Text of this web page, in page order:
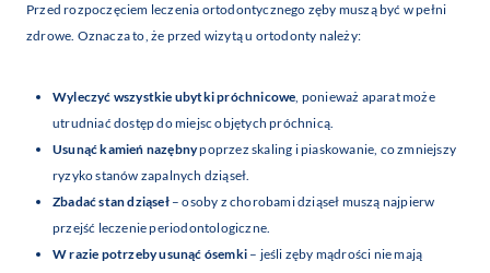
Przed rozpoczęciem leczenia ortodontycznego zęby muszą być w pełni
zdrowe. Oznacza to, że przed wizytą u ortodonty należy:
Wyleczyć wszystkie ubytki próchnicowe, ponieważ aparat może
utrudniać dostęp do miejsc objętych próchnicą.
Usunąć kamień nazębnypoprzez skaling i piaskowanie, co zmniejszy
ryzyko stanów zapalnych dziąseł.
Zbadać stan dziąseł– osoby z chorobami dziąseł muszą najpierw
przejść leczenie periodontologiczne.
W razie potrzeby usunąć ósemki – jeśli zęby mądrości nie mają